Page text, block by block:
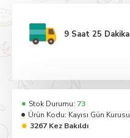
9 Saat 25 Dakika
Stok Durumu: 73
Ürün Kodu: Kayısı Gün Kurusu
3267 Kez Bakıldı